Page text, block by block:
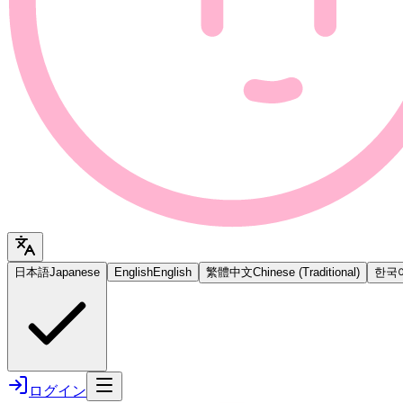
日本語Japanese EnglishEnglish 繁體中文Chinese (Traditional) 한국
ログイン